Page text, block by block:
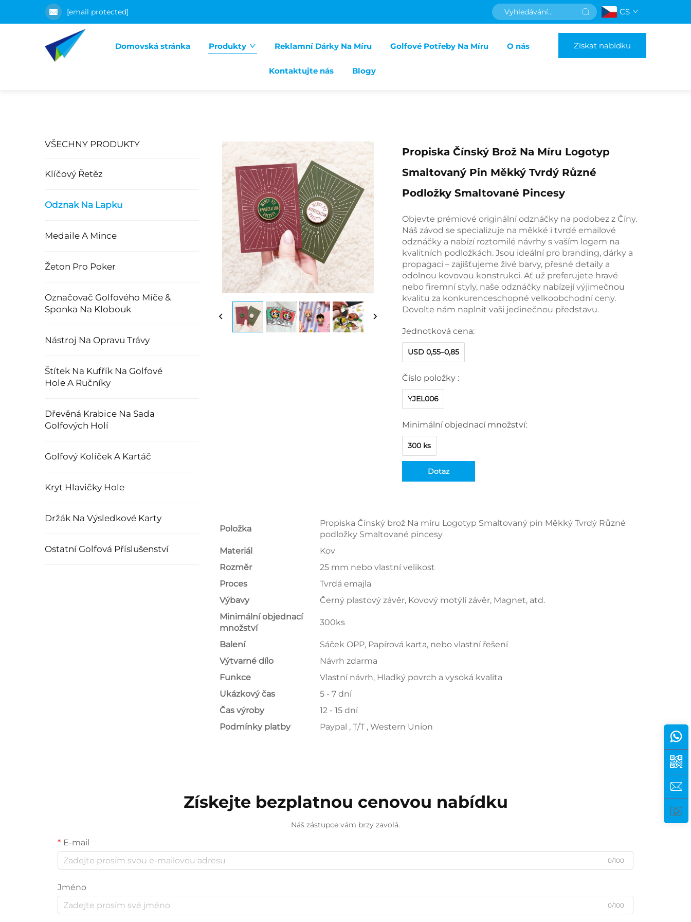
[email protected] CS
Domovská stránka Produkty Reklamní Dárky Na Míru Golfové Potřeby Na Míru O nás
Kontaktujte nás Blogy
Získat nabídku
VŠECHNY PRODUKTY
Klíčový Řetěz
Odznak Na Lapku
Medaile A Mince
Žeton Pro Poker
Označovač Golfového Míče &
Sponka Na Klobouk
Nástroj Na Opravu Trávy
Štítek Na Kufřík Na Golfové
Hole A Ručníky
Dřevěná Krabice Na Sada
Golfových Holí
Golfový Kolíček A Kartáč
Kryt Hlavičky Hole
Držák Na Výsledkové Karty
Ostatní Golfová Příslušenství
Propiska Čínský Brož Na Míru Logotyp
Smaltovaný Pin Měkký Tvrdý Různé
Podložky Smaltované Pincesy
Objevte prémiové originální odznáčky na podobez z Číny.
Náš závod se specializuje na měkké i tvrdé emailové
odznáčky a nabízí roztomilé návrhy s vaším logem na
kvalitních podložkách. Jsou ideální pro branding, dárky a
propagaci – zajišťujeme živé barvy, přesné detaily a
odolnou kovovou konstrukci. Ať už preferujete hravé
nebo firemní styly, naše odznáčky nabízejí výjimečnou
kvalitu za konkurenceschopné velkoobchodní ceny.
Dovolte nám naplnit vaši jedinečnou představu.
Jednotková cena:
USD 0,55–0,85
Číslo položky :
YJEL006
Minimální objednací množství:
300 ks
Dotaz
Položka
Propiska Čínský brož Na míru Logotyp Smaltovaný pin Měkký Tvrdý Různé
podložky Smaltované pincesy
Materiál
Kov
Rozměr
25 mm nebo vlastní velikost
Proces
Tvrdá emajla
Výbavy
Černý plastový závěr, Kovový motýlí závěr, Magnet, atd.
Minimální objednací
množství
300ks
Balení
Sáček OPP, Papírová karta, nebo vlastní řešení
Výtvarné dílo
Návrh zdarma
Funkce
Vlastní návrh, Hladký povrch a vysoká kvalita
Ukázkový čas
5 - 7 dní
Čas výroby
12 - 15 dní
Podmínky platby
Paypal , T/T , Western Union
Získejte bezplatnou cenovou nabídku
Náš zástupce vám brzy zavolá.
E-mail
0/100
Jméno
0/100